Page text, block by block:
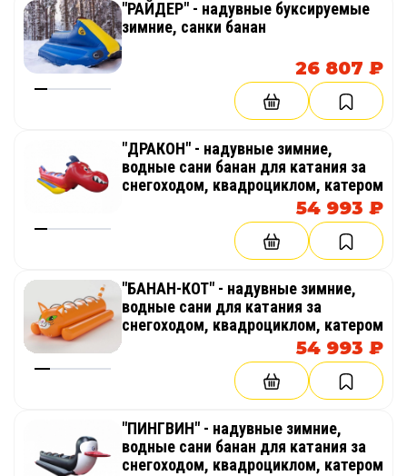
"РАЙДЕР" - надувные буксируемые
зимние, санки банан
26 807 ₽
"ДРАКОН" - надувные зимние,
водные сани банан для катания за
снегоходом, квадроциклом, катером
54 993 ₽
"БАНАН-КОТ" - надувные зимние,
водные сани для катания за
снегоходом, квадроциклом, катером
54 993 ₽
"ПИНГВИН" - надувные зимние,
водные сани банан для катания за
снегоходом, квадроциклом, катером